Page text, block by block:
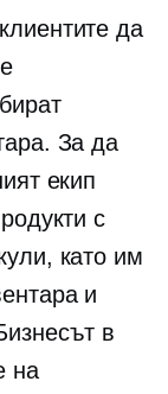
да
За да
екип
с
като им
и
в
на